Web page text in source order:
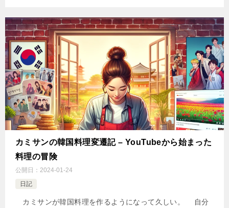
カミサンの韓国料理変遷記 – YouTubeから始まった
料理の冒険
公開日： 2024-01-24
日記
カミサンが韓国料理を作るようになって久しい。 自分